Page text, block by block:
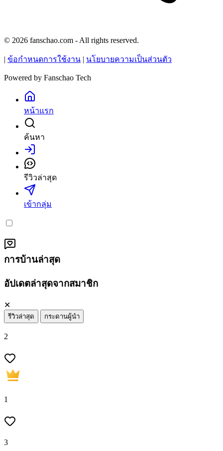
© 2026 fanschao.com - All rights reserved.
ข้อกำหนดการใช้งาน นโยบายความเป็นส่วนตัว
Powered by Fanschao Tech
หน้าแรก
ค้นหา
เข้าสู่ระบบ
รีวิวล่าสุด
เข้ากลุ่ม
การบ้านล่าสุด
อัปเดตล่าสุดจากสมาชิก
✕
รีวิวล่าสุด กระดานผู้นำ
2
1
3